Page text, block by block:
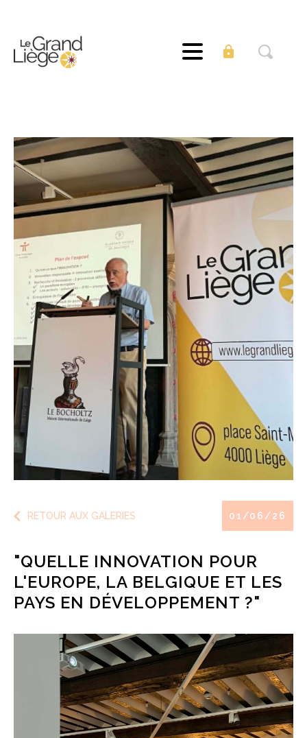
RETOUR AUX GALERIES 01/06/26
"QUELLE INNOVATION POUR
L'EUROPE, LA BELGIQUE ET LES
PAYS EN DÉVELOPPEMENT ?"